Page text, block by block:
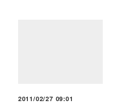
2011/02/27 09:01